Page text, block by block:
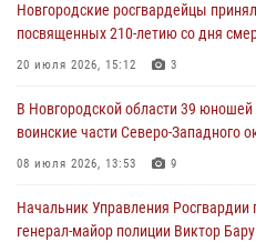
В Великом Новгороде сотрудники
разрешительной работы
30 июля 2026, 14:36 1
Новгородские росгвардейцы
30 июля 2026, 08:40 5
Новгородские росгвардейцы
посвященных 210-летию со дня
20 июля 2026, 15:12 3
В Новгородской области 39 юношей
воинские части Северо-Западного
08 июля 2026, 13:53 9
Начальник Управления Росгвардии
генерал-майор полиции Виктор